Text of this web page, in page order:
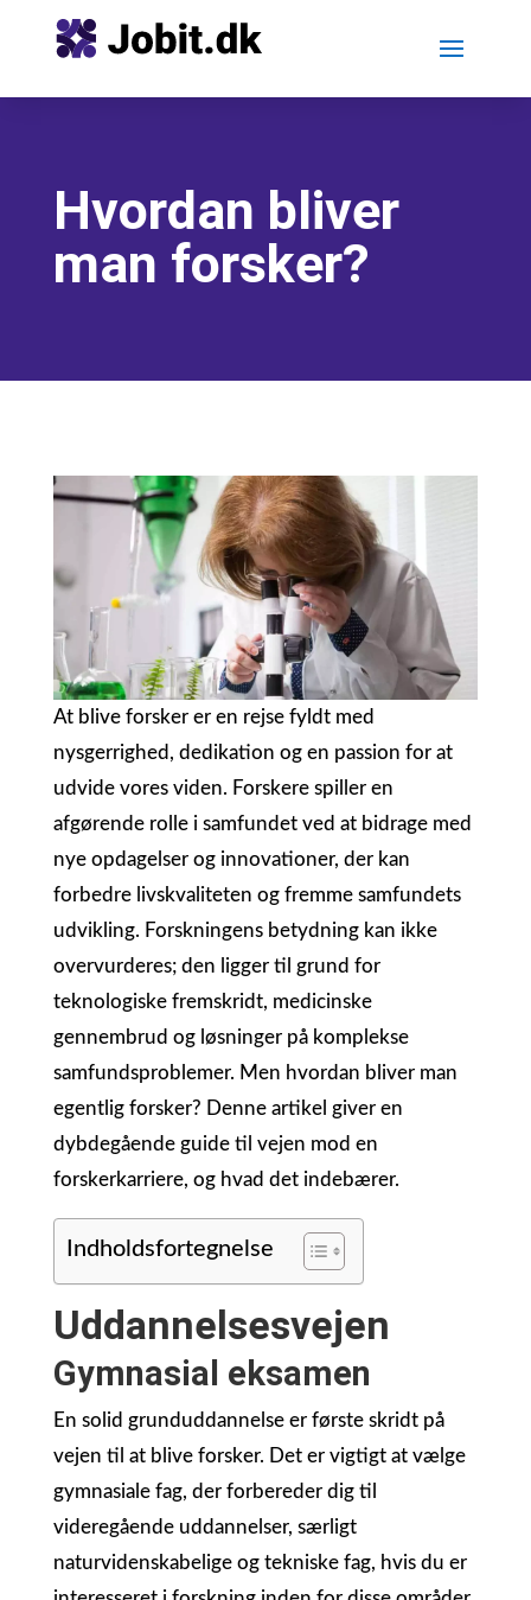
Hvordan bliver
man forsker?
At blive forsker er en rejse fyldt med
nysgerrighed, dedikation og en passion for at
udvide vores viden. Forskere spiller en
afgørende rolle i samfundet ved at bidrage med
nye opdagelser og innovationer, der kan
forbedre livskvaliteten og fremme samfundets
udvikling. Forskningens betydning kan ikke
overvurderes; den ligger til grund for
teknologiske fremskridt, medicinske
gennembrud og løsninger på komplekse
samfundsproblemer. Men hvordan bliver man
egentlig forsker? Denne artikel giver en
dybdegående guide til vejen mod en
forskerkarriere, og hvad det indebærer.
Indholdsfortegnelse
Uddannelsesvejen
Gymnasial eksamen
En solid grunduddannelse er første skridt på
vejen til at blive forsker. Det er vigtigt at vælge
gymnasiale fag, der forbereder dig til
videregående uddannelser, særligt
naturvidenskabelige og tekniske fag, hvis du er